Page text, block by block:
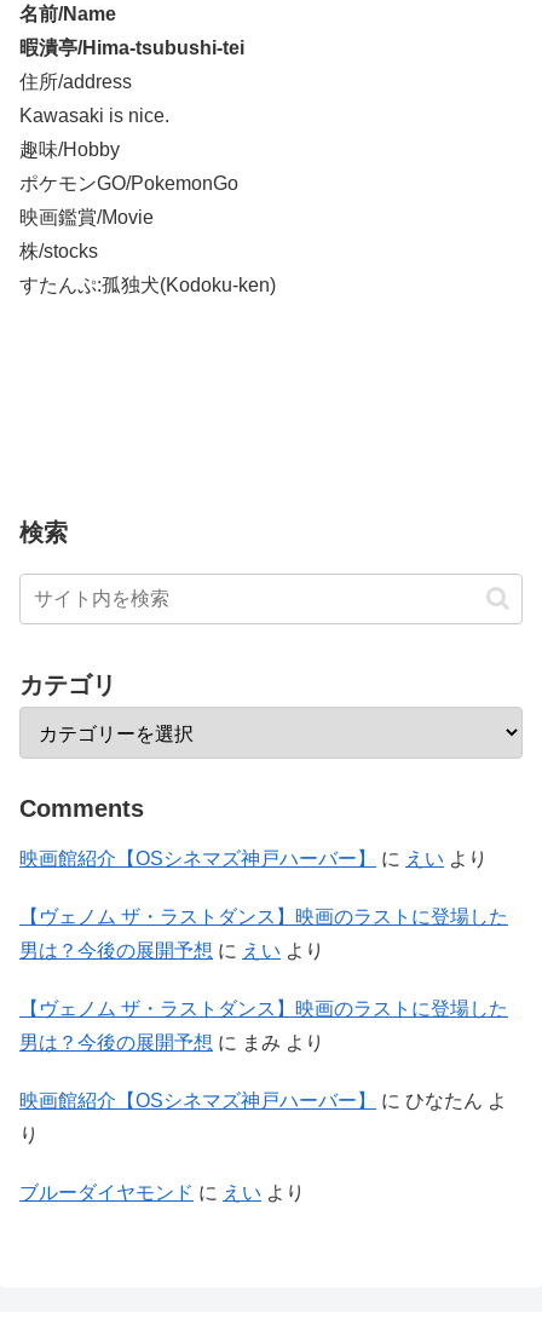
名前/Name
暇潰亭/Hima-tsubushi-tei
住所/address
Kawasaki is nice.
趣味/Hobby
ポケモンGO/PokemonGo
映画鑑賞/Movie
株/stocks
すたんぷ:孤独犬(Kodoku-ken)
検索
カテゴリ
Comments
映画館紹介【OSシネマズ神戸ハーバー】 に えい より
【ヴェノム ザ・ラストダンス】映画のラストに登場した
男は？今後の展開予想 に えい より
【ヴェノム ザ・ラストダンス】映画のラストに登場した
男は？今後の展開予想 に まみ より
映画館紹介【OSシネマズ神戸ハーバー】 に ひなたん よ
り
ブルーダイヤモンド に えい より